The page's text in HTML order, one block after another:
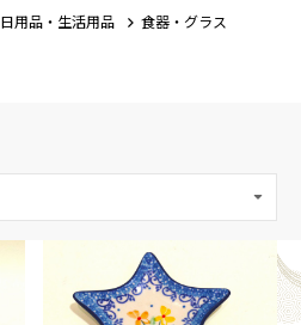
日用品・生活用品 食器・グラス